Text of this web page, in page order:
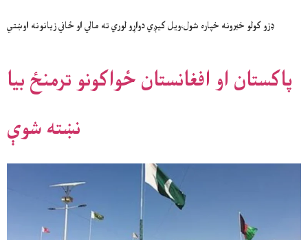
ډزو کولو خبرونه خپاره شول،ویل کیږي دواړو لوري ته مالي او ځاني زیانونه اوښتي
پاکستان او افغانستان ځواکونو ترمنځ بیا
نښته شوې